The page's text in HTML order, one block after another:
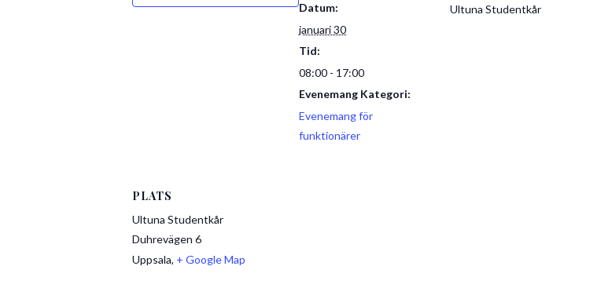
Datum:
januari 30
Tid:
08:00 - 17:00
Evenemang Kategori:
Evenemang för
funktionärer
Ultuna Studentkår
PLATS
Ultuna Studentkår
Duhrevägen 6
Uppsala, + Google Map